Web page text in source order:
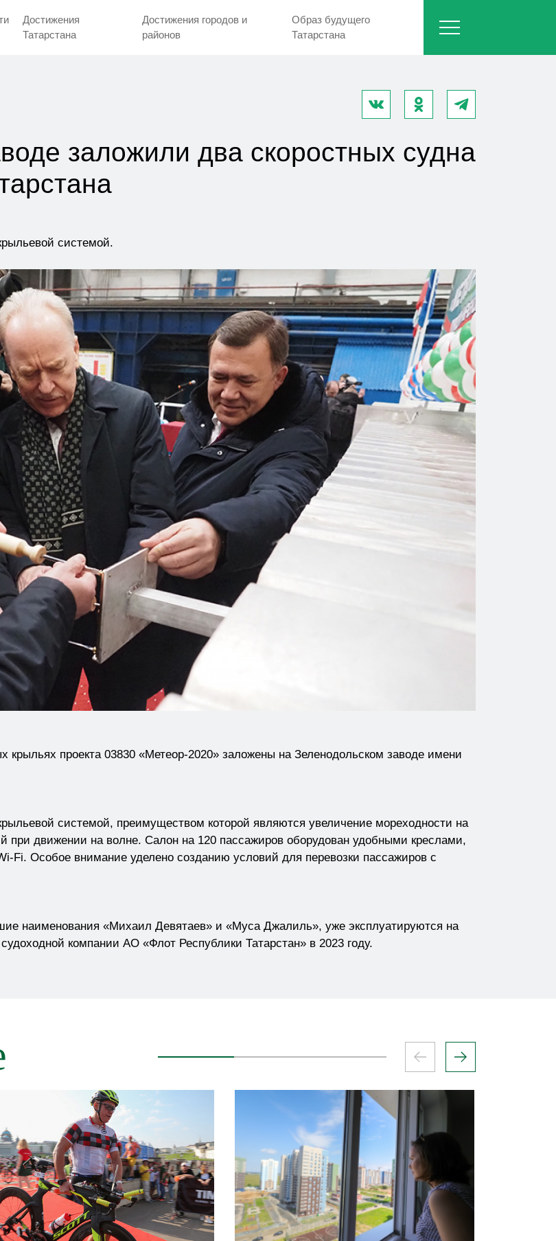
Достижения
Татарстана
Достижения городов и
районов
Образ будущего
Татарстана
заложили два скоростных судна
системой.
проекта 03830 «Метеор-2020» заложены на Зеленодольском заводе имени
системой, преимуществом которой являются увеличение мореходности на
при движении на волне. Салон на 120 пассажиров оборудован удобными креслами,
Fi. Особое внимание уделено созданию условий для перевозки пассажиров с
наименования «Михаил Девятаев» и «Муса Джалиль», уже эксплуатируются на
компании АО «Флот Республики Татарстан» в 2023 году.